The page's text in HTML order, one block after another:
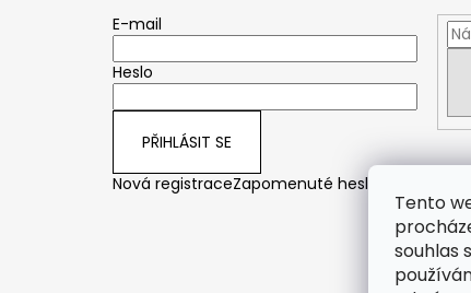
Tento
souhlas
E-mail
Heslo
PŘIHLÁSIT SE
Nová registraceZapomenuté heslo